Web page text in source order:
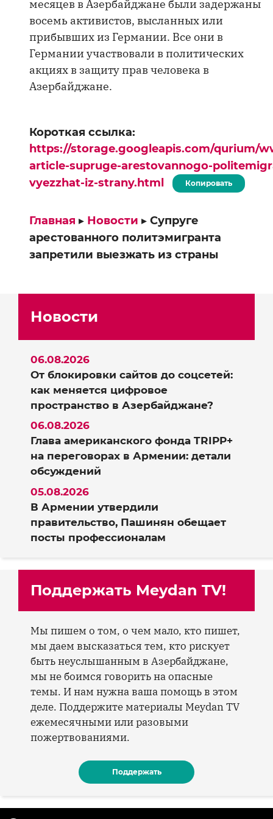
месяцев в Азербайджане были задержаны
восемь активистов, высланных или
прибывших из Германии. Все они в
Германии участвовали в политических
акциях в защиту прав человека в
Азербайджане.
Короткая ссылка:
https://storage.googleapis.com/qurium/
article-supruge-arestovannogo-
vyezzhat-iz-strany.html
Копировать
Главная ▸ Новости ▸ Супруге
арестованного политэмигранта
запретили выезжать из страны
Новости
От блокировки сайтов до соцсетей:
как меняется цифровое
пространство в Азербайджане?
06.08.2026
Глава американского фонда TRIPP+
на переговорах в Армении: детали
обсуждений
06.08.2026
В Армении утвердили
правительство, Пашинян обещает
посты профессионалам
05.08.2026
Поддержать Meydan TV!
Мы пишем о том, о чем мало, кто пишет,
мы даем высказаться тем, кто рискует
быть неуслышанным в Азербайджане,
мы не боимся говорить на опасные
темы. И нам нужна ваша помощь в этом
деле. Поддержите материалы Meydan TV
ежемесячными или разовыми
пожертвованиями.
Поддержать